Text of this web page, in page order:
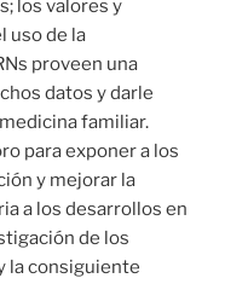
los valores y
uso de la
proveen una
datos y darle
familiar.
para exponer a los
y mejorar la
a los desarrollos en
de los
la consiguiente